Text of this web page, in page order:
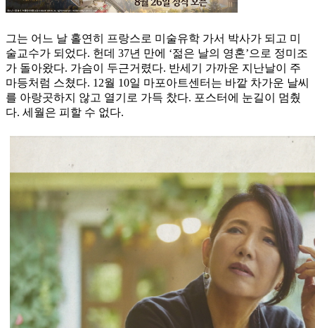
그는 어느 날 홀연히 프랑스로 미술유학 가서 박사가 되고 미
술교수가 되었다. 헌데 37년 만에 ‘젊은 날의 영혼’으로 정미조
가 돌아왔다. 가슴이 두근거렸다. 반세기 가까운 지난날이 주
마등처럼 스쳤다. 12월 10일 마포아트센터는 바깥 차가운 날씨
를 아랑곳하지 않고 열기로 가득 찼다. 포스터에 눈길이 멈췄
다. 세월은 피할 수 없다.